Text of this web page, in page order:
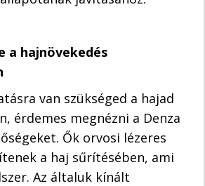
a hajnövekedés
van szükséged a hajad
érdemes megnézni a Denza
Ők orvosi lézeres
a haj sűrítésében, ami
Az általuk kínált